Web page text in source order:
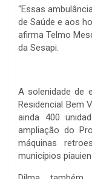
“Essas
de Saúde e aos
afirma Telmo
da Sesapi.
A solenidade de
Residencial Bem
ainda 400
ampliação do
máquinas
municípios